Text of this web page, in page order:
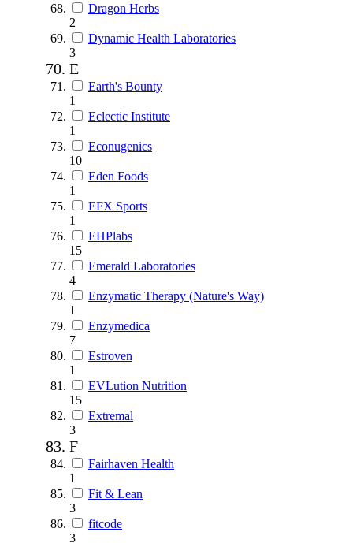
Dragon Herbs
2
Dynamic Health Laboratories
3
E
Earth's Bounty
1
Eclectic Institute
1
Econugenics
10
Eden Foods
1
EFX Sports
1
EHPlabs
15
Emerald Laboratories
4
Enzymatic Therapy (Nature's Way)
1
Enzymedica
7
Estroven
1
EVLution Nutrition
15
Extremal
3
F
Fairhaven Health
1
Fit & Lean
3
fitcode
3